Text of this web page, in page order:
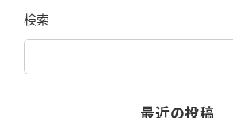
検索
最近の投稿